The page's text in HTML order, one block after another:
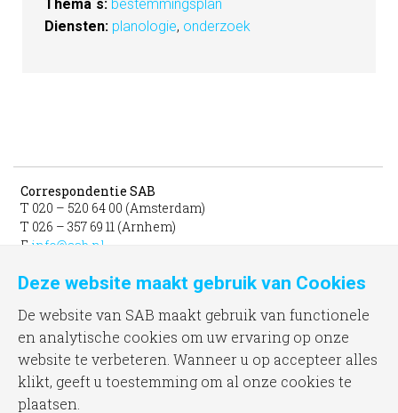
Thema´s: bestemmingsplan
Diensten: planologie, onderzoek
Correspondentie SAB
T 020 – 520 64 00 (Amsterdam)
T 026 – 357 69 11 (Arnhem)
E info@sab.nl
Bezoekadres Amsterdam
gevestigd in het INIT
unit 331b
Jacob Bontiusplaats 9
1018 LL Amsterdam
Deze website maakt gebruik van Cookies
De website van SAB maakt gebruik van functionele
en analytische cookies om uw ervaring op onze
website te verbeteren. Wanneer u op accepteer alles
klikt, geeft u toestemming om al onze cookies te
plaatsen.